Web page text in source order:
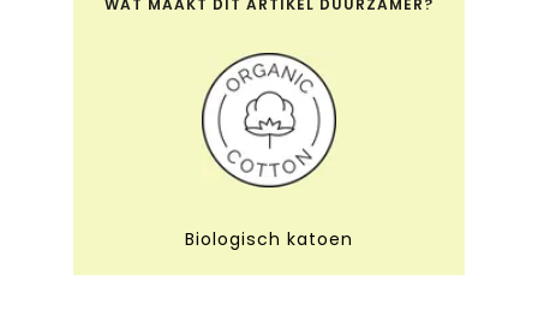
Biologisch katoen